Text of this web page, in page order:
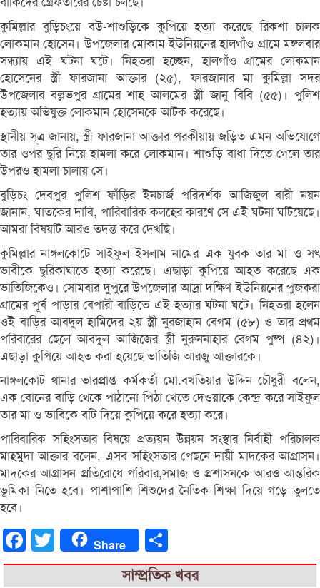
কুমিল্লার বুড়িচংয়ে বউ-শাশুড়িকে কুপিয়ে হত্যা করেছে রিকশা চালক
লোকমান হোসেন। উপজেলার মোকাম ইউনিয়নের হালগাঁও গ্রামে মঙ্গলবার
সন্ধ্যায় এই ঘটনা ঘটে। নিহতরা হচ্ছেন, হালগাঁও গ্রামের লোকমান
হোসেনের স্ত্রী ফারজানা আক্তার (২৫), ফারজানার মা কুমিল্লা সদর
উপজেলার বল্লভপুর গ্রামের শাহ আলমের স্ত্রী জানু বিবি (৫৫)। পুলিশ
হত্যায় অভিযুক্ত লোকমান হোসেনকে আটক করেছে।
স্থানীয় সূত্র জানায়, স্ত্রী ফারজানা আক্তার পরকীয়ায় জড়িত এমন অভিযোগে
তার ওপর ছুরি নিয়ে হামলা করে লোকমান। শাশুড়ি বাধা দিতে গেলে তার
উপরও হামলা চালায় সে।
বুড়িচং দেবপুর পুলিশ ফাঁড়ির ইনচার্জ পরিদর্শক আজিজুল বারী নয়ন
জানান, ঘাতকের দাবি, পারিবারিক কলহের কারণে সে এই ঘটনা ঘটিয়েছে।
আমরা বিষয়টি আরও তদন্ত করে দেখছি।
কুমিল্লার নাঙ্গলকোটে সাইফুল ইসলাম নামের এক যুবক তার মা ও সৎ
ভাবীকে ছুরিকাঘাতে হত্যা করেছে। এছাড়া কুপিয়ে আহত করেছে এক
ভাতিজিকেও। সোমবার দুপুরে উপজেলার আদ্রা দক্ষিণ ইউনিয়নের পুজকরা
গ্রামের পূর্ব পাড়ার বেপারী বাড়িতে এই হত্যার ঘটনা ঘটে। নিহতরা হলেন
ওই বাড়ির আবদুল হামিদের ২য় স্ত্রী নুরজাহান বেগম (৫৮) ও তার প্রথম
পরিবারের ছেলে আবদুল আজিজের স্ত্রী নুরুননাহার বেগম পুষ্প (৪২)।
এছাড়া কুপিয়ে আহত করা হয়েছে ভাতিজি আরজু আক্তারকে।
নাঙ্গলকোট থানার ভারপ্রাপ্ত কর্মকর্তা মো.বখতিয়ার উদ্দিন চৌধুরী বলেন,
এক বোনের বাড়ি থেকে পাঠানো পিঠা খেতে দেওয়াকে কেন্দ্র করে সাইফুল
তার মা ও ভাবিকে বটি দিয়ে কুপিয়ে করে হত্যা করে।
পারিবারিক সহিংসতার বিষয়ে প্রত্যয়ন উন্নয়ন সংস্থার নির্বাহী পরিচালক
মাহমুদা আক্তার বলেন, এসব সহিংসতার পেছনে দায়ী মাদকের আগ্রাসন।
মাদকের আগ্রাসন প্রতিরোধে পরিবার,সমাজ ও প্রশাসনকে আরও আন্তরিক
ভূমিকা নিতে হবে। পাশাপাশি শিশুদের নৈতিক শিক্ষা দিয়ে গড়ে তুলতে
হবে।
FacebookTwitter Share
সাম্প্রতিক খবর